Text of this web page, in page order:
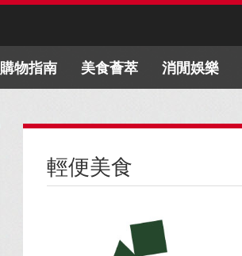
購物指南 美食薈萃 消閒娛樂
輕便美食